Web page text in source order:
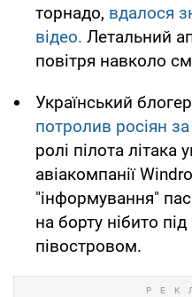
торнадо, вдалося
відео. Летальний
повітря навколо
Український
потролив росіян
ролі пілота літака
авіакомпанії
"інформування"
на борту нібито
півостровом.